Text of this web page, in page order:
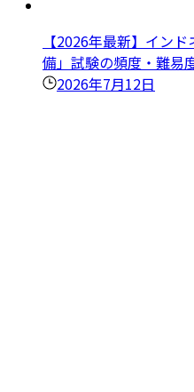
【2026年最新】イン
備」試験の頻度・難易
2026年7月12日